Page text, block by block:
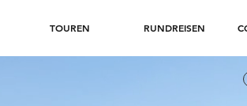
TOUREN RUNDREISEN